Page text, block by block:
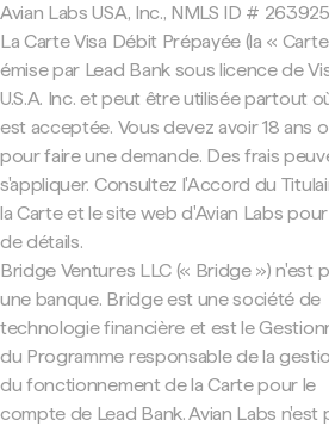
Avian Labs USA, Inc., NMLS ID #
La Carte Visa Débit Prépayée (la «
émise par Lead Bank sous licence de
U.S.A. Inc. et peut être utilisée partout
est acceptée. Vous devez avoir 18 ans
pour faire une demande. Des frais
s'appliquer. Consultez l'Accord du
la Carte et le site web d'Avian Labs
de détails.
Bridge Ventures LLC (« Bridge ») n'est
une banque. Bridge est une société de
technologie financière et est le
du Programme responsable de la
du fonctionnement de la Carte pour le
compte de Lead Bank. Avian Labs n'est